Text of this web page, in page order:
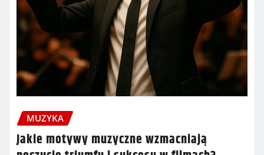
MUZYKA
Jakie motywy muzyczne wzmacniają